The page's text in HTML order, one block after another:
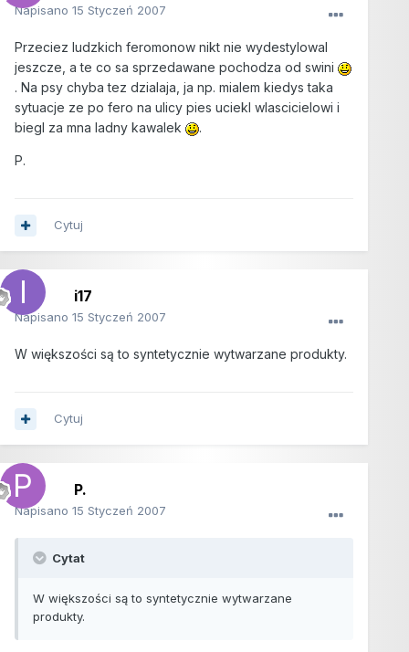
Napisano 15 Styczeń 2007
Przeciez ludzkich feromonow nikt nie wydestylowal
jeszcze, a te co sa sprzedawane pochodza od swini
. Na psy chyba tez dzialaja, ja np. mialem kiedys taka
sytuacje ze po fero na ulicy pies uciekl wlascicielowi i
biegl za mna ladny kawalek
.
P.
Cytuj
i17
Napisano 15 Styczeń 2007
W większości są to syntetycznie wytwarzane produkty.
Cytuj
P.
Napisano 15 Styczeń 2007
Cytat
W większości są to syntetycznie wytwarzane
produkty.